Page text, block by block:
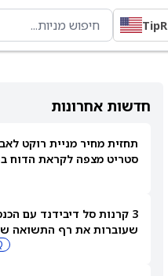
חדשות אחרונות
תחזית מחיר מניית רוקט
סטריט מצפה לקראת הדוח ב-10
3 קרנות סל דיבידנד עם
שעוברות את רף התשואה של